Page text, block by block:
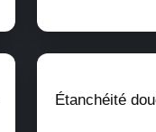
Étanchéité